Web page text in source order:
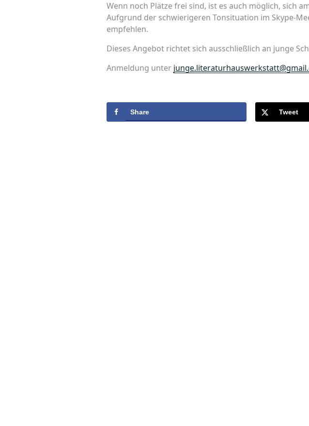
Wenn noch Plätze frei sind, ist es auch möglich, sich
Aufgrund der schwierigeren Tonsituation im Skype-
empfehlen.
Dieses Angebot richtet sich ausschließlich an junge
Anmeldung unter
Share Tweet